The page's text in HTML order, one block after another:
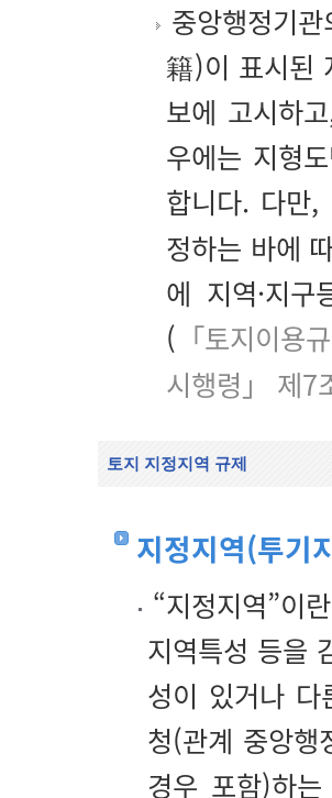
중앙행정기
籍)이 표시된
보에 고시하
우에는 지형
합니다. 다만,
정하는 바에
에 지역·지
( 「토지이용
시행령」 제7
토지 지정지역 규제
지정지역(투기
“지정지역”이
지역특성 등을
성이 있거나 다
청(관계 중앙행
경우 포함)하